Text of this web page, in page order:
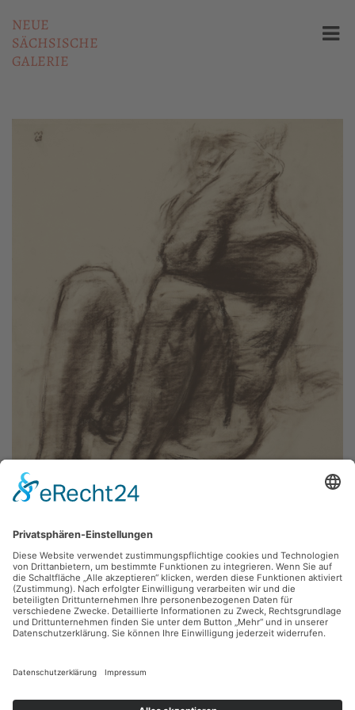
NEUE
SÄCHSISCHE
GALERIE
Michael Morgner,Sitzender männlicher Akt
1969, Bister, 49 x 63 cm, Inv.: B-06266
zurück
Bitte schreiben Sie an sammlung@kunsthuette.de